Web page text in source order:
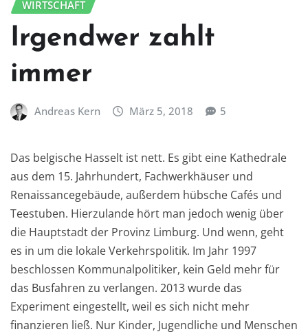
WIRTSCHAFT
Irgendwer zahlt
immer
Andreas Kern März 5, 2018 5
Das belgische Hasselt ist nett. Es gibt eine Kathedrale
aus dem 15. Jahrhundert, Fachwerkhäuser und
Renaissancegebäude, außerdem hübsche Cafés und
Teestuben. Hierzulande hört man jedoch wenig über
die Hauptstadt der Provinz Limburg. Und wenn, geht
es in um die lokale Verkehrspolitik. Im Jahr 1997
beschlossen Kommunalpolitiker, kein Geld mehr für
das Busfahren zu verlangen. 2013 wurde das
Experiment eingestellt, weil es sich nicht mehr
finanzieren ließ. Nur Kinder, Jugendliche und Menschen